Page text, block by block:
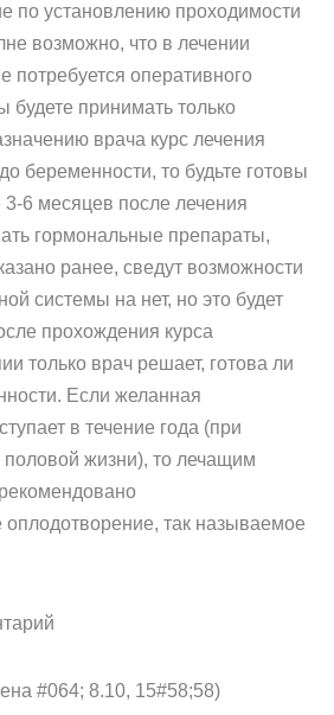
по установлению проходимости
возможно, что в лечении
потребуется оперативного
будете принимать только
врача курс лечения
беременности, то будьте готовы
3-6 месяцев после лечения
гормональные препараты,
ранее, сведут возможности
системы на нет, но это будет
прохождения курса
только врач решает, готова ли
Если желанная
в течение года (при
половой жизни), то лечащим
оплодотворение, так называемое
#064; 8.10, 15#58;58)